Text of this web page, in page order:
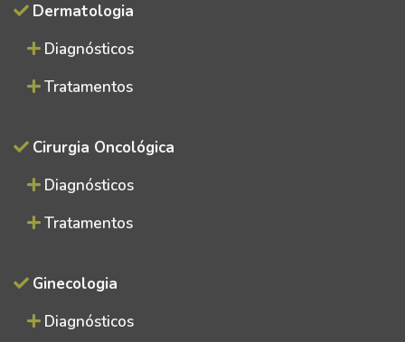
Dermatologia
Diagnósticos
Tratamentos
Cirurgia Oncológica
Diagnósticos
Tratamentos
Ginecologia
Diagnósticos